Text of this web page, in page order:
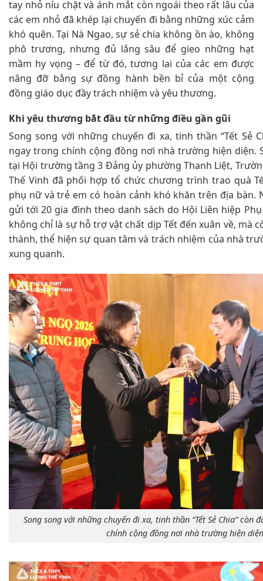
tay nhỏ níu chặt và ánh mắt còn ngoái theo rất lâu của
các em nhỏ đã khép lại chuyến đi bằng những xúc cảm
khó quên. Tại Nà Ngao, sự sẻ chia không ồn ào, không
phô trương, nhưng đủ lắng sâu để gieo những hạt
mầm hy vọng – để từ đó, tương lai của các em được
nâng đỡ bằng sự đồng hành bền bỉ của một cộng
đồng giáo dục đầy trách nhiệm và yêu thương.
Khi yêu thương bắt đầu từ những điều gần gũi
Song song với những chuyến đi xa, tinh thần “Tết Sẻ
ngay trong chính cộng đồng nơi nhà trường hiện diện.
tại Hội trường tầng 3 Đảng ủy phường Thanh Liệt,
Thế Vinh đã phối hợp tổ chức chương trình trao quà
phụ nữ và trẻ em có hoàn cảnh khó khăn trên địa bàn.
gửi tới 20 gia đình theo danh sách do Hội Liên hiệp
không chỉ là sự hỗ trợ vật chất dịp Tết đến xuân về, mà
thành, thể hiện sự quan tâm và trách nhiệm của nhà
xung quanh.
Song song với những chuyến đi xa, tinh thần “Tết Sẻ Chia” còn
chính cộng đồng nơi nhà trường hiện diện